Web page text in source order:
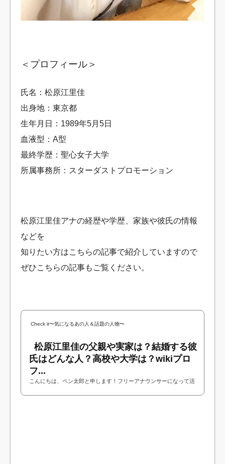
＜プロフィール＞
氏名：松原江里佳
出身地：東京都
生年月日：1989年5月5日
血液型：A型
最終学歴：聖心女子大学
所属事務所：スターダストプロモーション
松原江里佳アナの経歴や学歴、家族や彼氏の情報
などを
知りたい方はこちらの記事で紹介していますので
ぜひこちらの記事もご覧ください。
Check it〜気になるあの人＆話題の人物〜
松原江里佳の父親や実家は？結婚する彼
氏はどんな人？高校や大学は？wikiプロ
フ...
こんにちは、ペン太郎と申します！フリーアナウンサーになって活